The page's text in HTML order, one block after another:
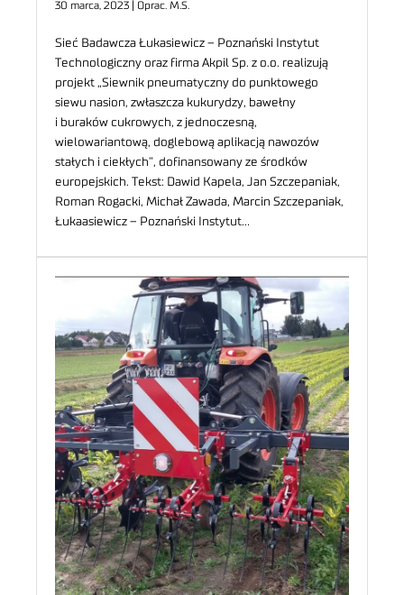
30 marca, 2023 | Oprac. M.S.
Sieć Badawcza Łukasiewicz – Poznański Instytut
Technologiczny oraz firma Akpil Sp. z o.o. realizują
projekt „Siewnik pneumatyczny do punktowego
siewu nasion, zwłaszcza kukurydzy, bawełny
i buraków cukrowych, z jednoczesną,
wielowariantową, doglebową aplikacją nawozów
stałych i ciekłych”, dofinansowany ze środków
europejskich. Tekst: Dawid Kapela, Jan Szczepaniak,
Roman Rogacki, Michał Zawada, Marcin Szczepaniak,
Łukaasiewicz – Poznański Instytut…